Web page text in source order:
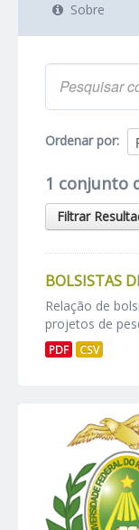
Sobre
Ordenar por
1 conjunto
Filtrar
BOLSISTAS
Relação de
projetos de
PDF CSV